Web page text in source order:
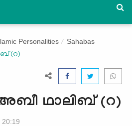
Personalities Sahabas
(റ)
ഥാലിബ് (റ)
20:19